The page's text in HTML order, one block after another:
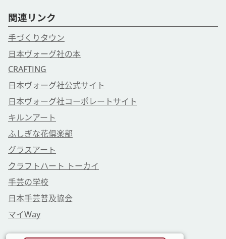
関連リンク
手づくりタウン
日本ヴォーグ社の本
CRAFTING
日本ヴォーグ社公式サイト
日本ヴォーグ社コーポレートサイト
キルンアート
ふしぎな花倶楽部
グラスアート
クラフトハート トーカイ
手芸の学校
日本手芸普及協会
マイWay